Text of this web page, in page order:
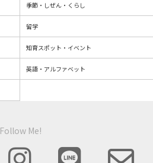
季節・しぜん・くらし
留学
知育スポット・イベント
英語・アルファベット
Follow Me!